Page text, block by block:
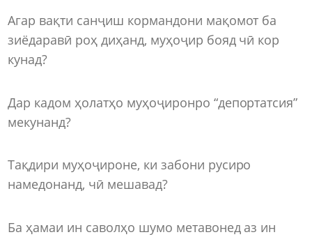
Агар вақти санҷиш кормандони мақомот ба
зиёдаравӣ роҳ диҳанд, муҳоҷир бояд чӣ кор
кунад?
Дар кадом ҳолатҳо муҳоҷиронро “депортатсия”
мекунанд?
Тақдири муҳоҷироне, ки забони русиро
намедонанд, чӣ мешавад?
Ба ҳамаи ин саволҳо шумо метавонед аз ин